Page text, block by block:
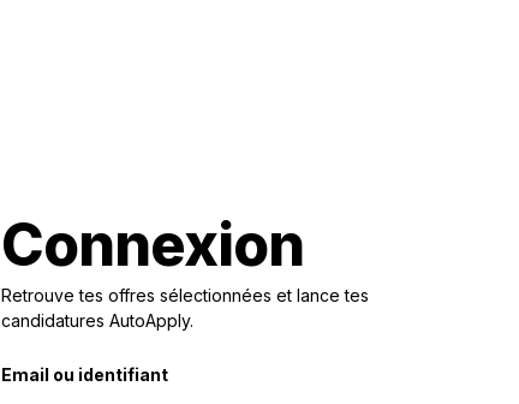
Connexion
Retrouve tes offres sélectionnées et lance tes
candidatures AutoApply.
Email ou identifiant